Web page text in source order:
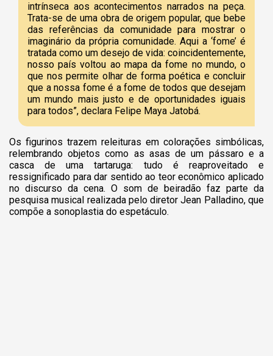
intrínseca aos acontecimentos narrados na peça.
Trata-se de uma obra de origem popular, que bebe
das referências da comunidade para mostrar o
imaginário da própria comunidade. Aqui a ‘fome’ é
tratada como um desejo de vida: coincidentemente,
nosso país voltou ao mapa da fome no mundo, o
que nos permite olhar de forma poética e concluir
que a nossa fome é a fome de todos que desejam
um mundo mais justo e de oportunidades iguais
para todos”, declara Felipe Maya Jatobá.
Os figurinos trazem releituras em colorações simbólicas,
relembrando objetos como as asas de um pássaro e a
casca de uma tartaruga: tudo é reaproveitado e
ressignificado para dar sentido ao teor econômico aplicado
no discurso da cena. O som de beiradão faz parte da
pesquisa musical realizada pelo diretor Jean Palladino, que
compõe a sonoplastia do espetáculo.